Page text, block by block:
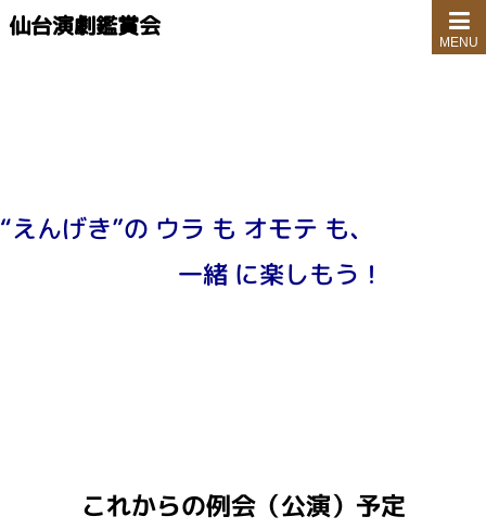
仙台演劇鑑賞会
MENU
“えんげき”の ウラ も オモテ も、
一緒 に楽しもう！
これからの例会（公演）予定